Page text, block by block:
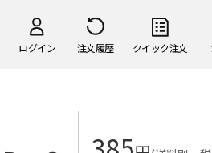
ログイン 注文履歴 クイック注文